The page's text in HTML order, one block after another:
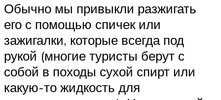
Обычно мы привыкли разжигать
его с помощью спичек или
зажигалки, которые всегда под
рукой (многие туристы берут с
собой в походы сухой спирт или
какую-то жидкость для